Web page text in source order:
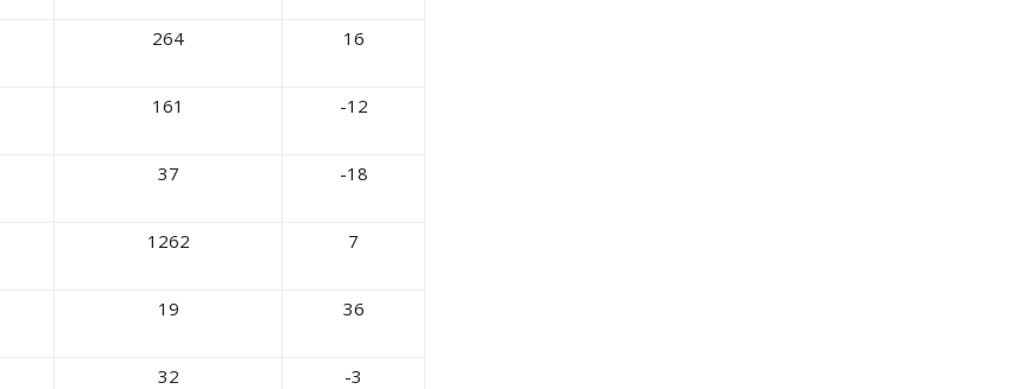
264 16
161 -12
37 -18
1262 7
19 36
32 -3